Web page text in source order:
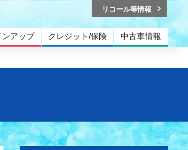
ンアップ クレジット/保険 中古車情報
リコール等情報